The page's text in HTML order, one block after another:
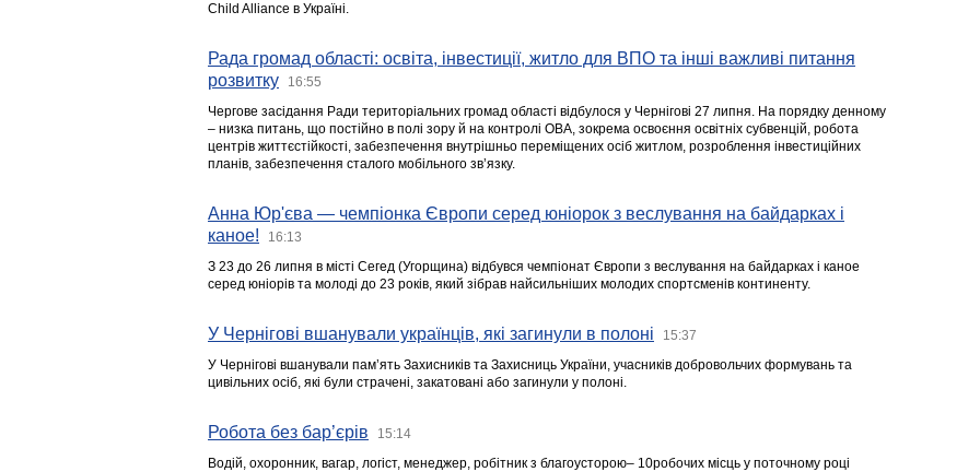
Child Alliance в Україні.
Рада громад області: освіта, інвестиції, житло для ВПО та інші важливі питання
розвитку
16:55
Чергове засідання Ради територіальних громад області відбулося у Чернігові 27 липня. На порядку денному
– низка питань, що постійно в полі зору й на контролі ОВА, зокрема освоєння освітніх субвенцій, робота
центрів життєстійкості, забезпечення внутрішньо переміщених осіб житлом, розроблення інвестиційних
планів, забезпечення сталого мобільного зв’язку.
Анна Юр'єва — чемпіонка Європи серед юніорок з веслування на байдарках і
каное!
16:13
З 23 до 26 липня в місті Сегед (Угорщина) відбувся чемпіонат Європи з веслування на байдарках і каное
серед юніорів та молоді до 23 років, який зібрав найсильніших молодих спортсменів континенту.
У Чернігові вшанували українців, які загинули в полоні 15:37
У Чернігові вшанували пам’ять Захисників та Захисниць України, учасників добровольчих формувань та
цивільних осіб, які були страчені, закатовані або загинули у полоні.
Робота без бар’єрів 15:14
Водій, охоронник, вагар, логіст, менеджер, робітник з благоусторою– 10робочих місць у поточному році